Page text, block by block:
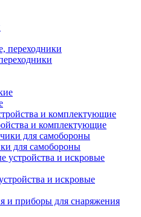
и комплектующие
для самобороны
и искровые